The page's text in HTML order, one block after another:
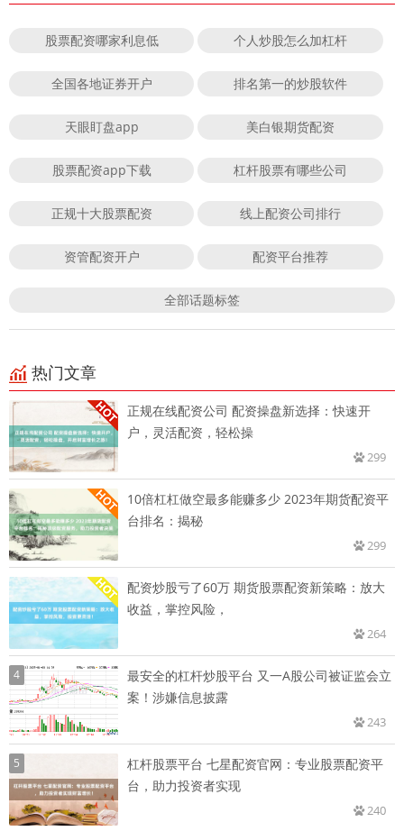
股票配资哪家利息低 个人炒股怎么加杠杆
全国各地证券开户 排名第一的炒股软件
天眼盯盘app 美白银期货配资
股票配资app下载 杠杆股票有哪些公司
正规十大股票配资 线上配资公司排行
资管配资开户 配资平台推荐
全部话题标签
热门文章
正规在线配资公司 配资操盘新选择：快速开
户，灵活配资，轻松操
299
10倍杠杠做空最多能赚多少 2023年期货配资平
台排名：揭秘
299
配资炒股亏了60万 期货股票配资新策略：放大
收益，掌控风险，
264
4
最安全的杠杆炒股平台 又一A股公司被证监会立
案！涉嫌信息披露
243
5
杠杆股票平台 七星配资官网：专业股票配资平
台，助力投资者实现
240